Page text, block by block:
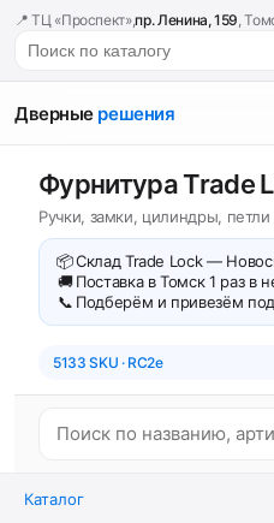
📍 ТЦ «Проспект»,пр. Ленина, 159,
Дверные решения
Фурнитура Trade
Ручки, замки, цилиндры, петли
📦Склад Trade Lock —
🚚 Поставка в Томск 1 раз в
📞 Подберём и привезём под
5133 SKU · RC2e
Каталог